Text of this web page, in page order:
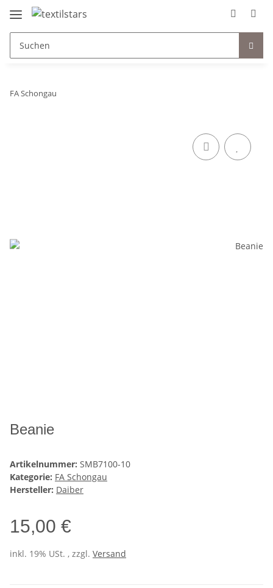
FA Schongau
Beanie
Artikelnummer: SMB7100-10
Kategorie: FA Schongau
Hersteller: Daiber
15,00 €
inkl. 19% USt. , zzgl. Versand